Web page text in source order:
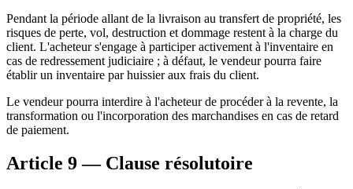
Pendant la période allant de la livraison au transfert de propriété, les
risques de perte, vol, destruction et dommage restent à la charge du
client. L'acheteur s'engage à participer activement à l'inventaire en
cas de redressement judiciaire ; à défaut, le vendeur pourra faire
établir un inventaire par huissier aux frais du client.
Le vendeur pourra interdire à l'acheteur de procéder à la revente, la
transformation ou l'incorporation des marchandises en cas de retard
de paiement.
Article 9 — Clause résolutoire